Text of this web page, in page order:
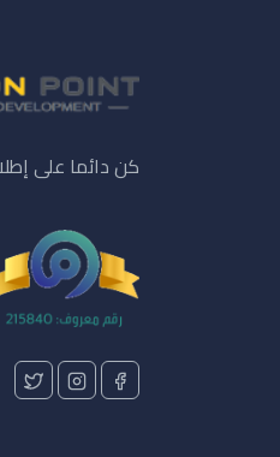
كن دائما على